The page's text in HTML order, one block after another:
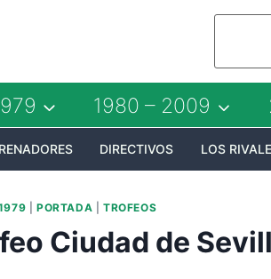
1980 – 2009
DIRECTIVOS LOS
PORTADA TROFEOS
Ciudad de